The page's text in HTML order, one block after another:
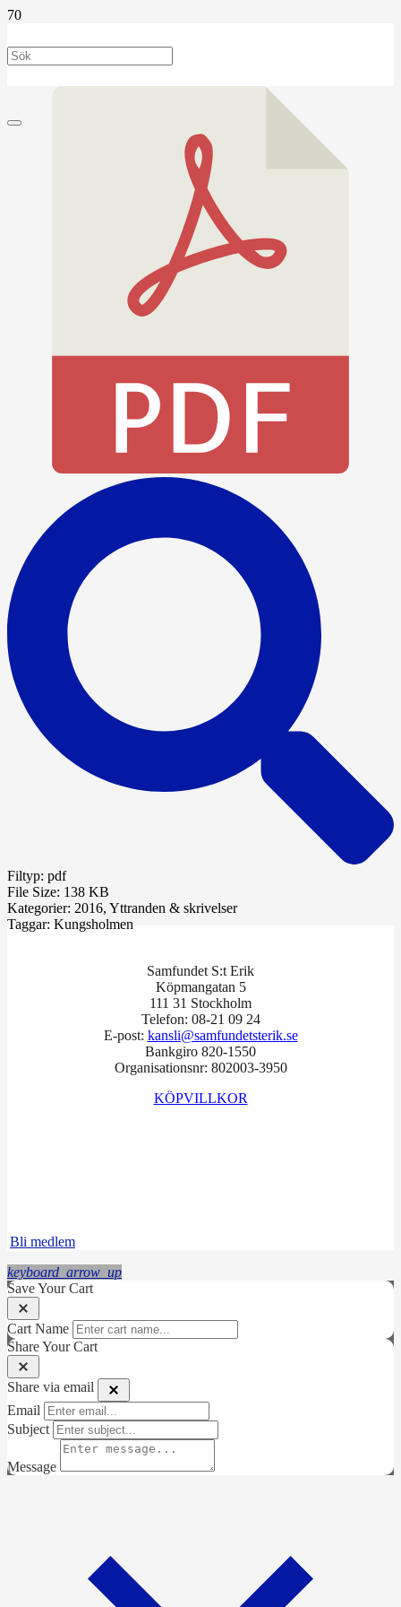
Filtyp: pdf
File Size: 138 KB
Kategorier: 2016, Yttranden & skrivelser
Taggar: Kungsholmen
Samfundet S:t Erik
Köpmangatan 5
111 31 Stockholm
Telefon: 08-21 09 24
E-post: kansli@samfundetsterik.se
Bankgiro 820-1550
Organisationsnr: 802003-3950
KÖPVILLKOR
Bli medlem
keyboard_arrow_up
Save Your Cart
Cart Name
Share Your Cart
Share via email
Email
Subject
Message